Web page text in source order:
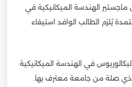
الهندسة الميكانيكية في
يُلزم الطالب الوافد استيفاء
في الهندسة الميكانيكية
صلة من جامعة معترف بها.